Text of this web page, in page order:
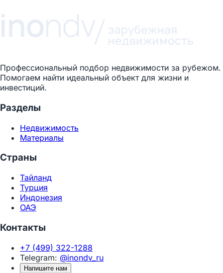
Профессиональный подбор недвижимости за рубежом.
Помогаем найти идеальный объект для жизни и
инвестиций.
Разделы
Недвижимость
Материалы
Страны
Тайланд
Турция
Индонезия
ОАЭ
Контакты
+7 (499) 322-1288
Telegram: @inondv_ru
Напишите нам